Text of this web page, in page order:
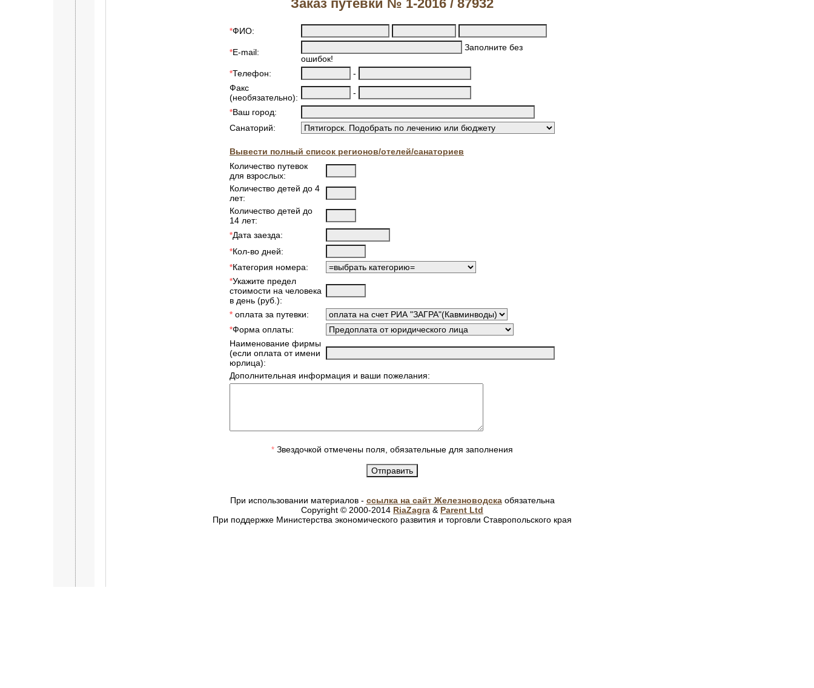
Заказ путевки № 1-2016 / 87932
*ФИО:
*E-mail:
Заполните без
ошибок!
*Телефон:
-
Факс
(необязательно):
-
*Ваш город:
Санаторий:
Вывести полный список регионов/отелей/санаториев
Количество путевок
для взрослых:
Количество детей до 4
лет:
Количество детей до
14 лет:
*Дата заезда:
*Кол-во дней:
*Категория номера:
*Укажите предел
стоимости на человека
в день (руб.):
* оплата за путевки:
*Форма оплаты:
Наименование фирмы
(если оплата от имени
юрлица):
Дополнительная информация и ваши пожелания:
* Звездочкой отмечены поля, обязательные для заполнения
При использовании материалов - ссылка на сайт Железноводскаобязательна
Copyright © 2000-2014 RiaZagra & Parent Ltd
При поддержке Министерства экономического развития и торговли Ставропольского края